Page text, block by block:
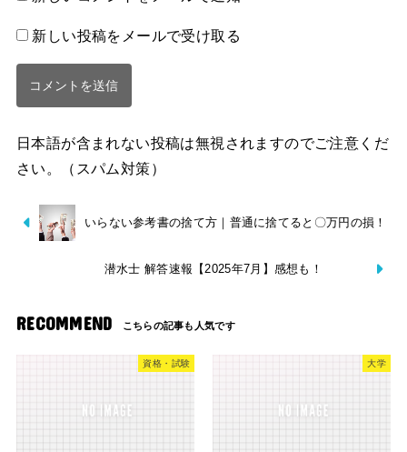
新しい投稿をメールで受け取る
日本語が含まれない投稿は無視されますのでご注意くだ
さい。（スパム対策）
いらない参考書の捨て方｜普通に捨てると〇万円の損！
潜水士 解答速報【2025年7月】感想も！
RECOMMEND
資格・試験 大学